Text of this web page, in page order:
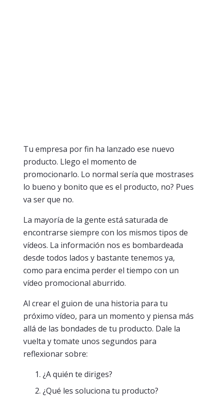
Tu empresa por fin ha lanzado ese nuevo
producto. Llego el momento de
promocionarlo. Lo normal sería que mostrases
lo bueno y bonito que es el producto, no? Pues
va ser que no.
La mayoría de la gente está saturada de
encontrarse siempre con los mismos tipos de
vídeos. La información nos es bombardeada
desde todos lados y bastante tenemos ya,
como para encima perder el tiempo con un
vídeo promocional aburrido.
Al crear el guion de una historia para tu
próximo vídeo, para un momento y piensa más
allá de las bondades de tu producto. Dale la
vuelta y tomate unos segundos para
reflexionar sobre:
¿A quién te diriges?
¿Qué les soluciona tu producto?